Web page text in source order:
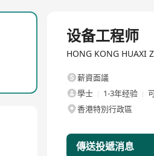
设备工程师
HONG KONG HUAXI
薪資面議
學士
1-3年经验
香港特別行政區
傳送投遞消息